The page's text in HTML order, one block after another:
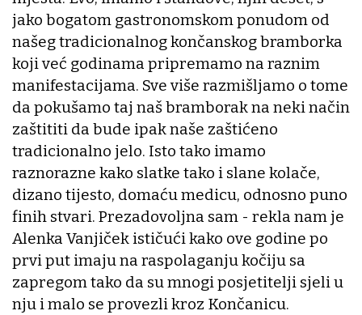
jako bogatom gastronomskom ponudom od
našeg tradicionalnog končanskog bramborka
koji već godinama pripremamo na raznim
manifestacijama. Sve više razmišljamo o tome
da pokušamo taj naš bramborak na neki način
zaštititi da bude ipak naše zaštićeno
tradicionalno jelo. Isto tako imamo
raznorazne kako slatke tako i slane kolače,
dizano tijesto, domaću medicu, odnosno puno
finih stvari. Prezadovoljna sam - rekla nam je
Alenka Vanjiček ističući kako ove godine po
prvi put imaju na raspolaganju kočiju sa
zapregom tako da su mnogi posjetitelji sjeli u
nju i malo se provezli kroz Končanicu.